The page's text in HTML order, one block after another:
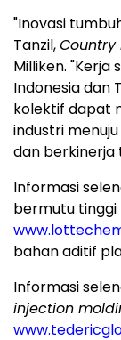
"Inovasi
Tanzil,
Milliken. "Kerja
Indonesia dan
kolektif dapat
industri
dan berkinerja
Informasi
bermutu tinggi
bahan aditif
Informasi
injection